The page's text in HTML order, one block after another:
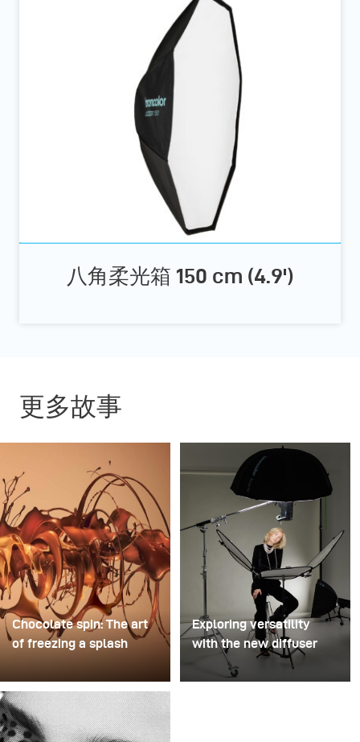
八角柔光箱 150 cm (4.9')
更多故事
Chocolate spin: The art
of freezing a splash
Lund used a stack of
inexpensive disposable
plastic champagne
Exploring versatility
with the new diffuser
Some photo shoots are